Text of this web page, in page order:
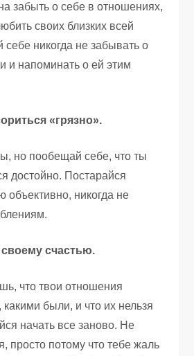
забыть о себе в отношениях,
своих близких всей
никогда не забывать о
и напоминать о ей этим
«грязно».
но пообещай себе, что ты
достойно. Постарайся
объективно, никогда не
счастью.
что твои отношения
были, и что их нельзя
начать все заново. Не
просто потому что тебе жаль